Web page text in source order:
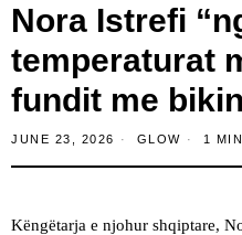
Nora Istrefi
temperaturat
fundit me
JUNE 23, 2026 GLOW 1
Këngëtarja e njohur shqiptare,